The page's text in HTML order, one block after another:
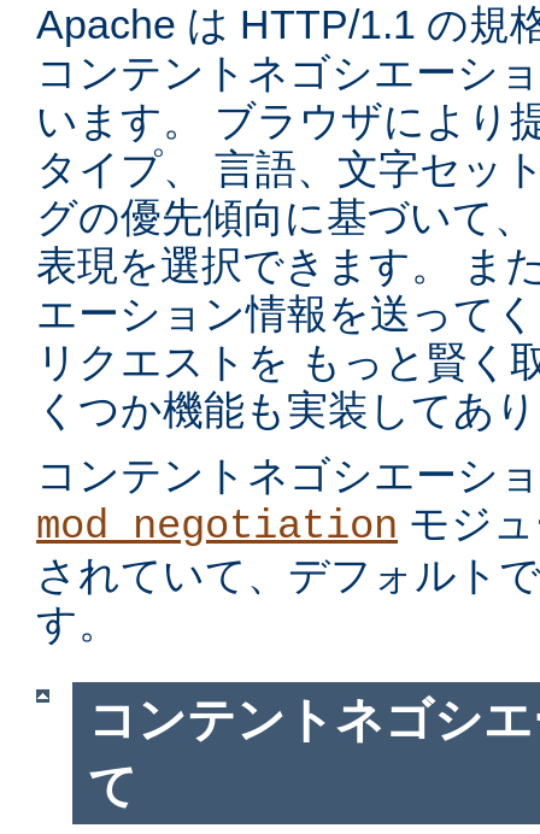
Apache は HTTP/1.1 の規
コンテントネゴシエーシ
います。 ブラウザにより
タイプ、 言語、文字セッ
グの優先傾向に基づいて
表現を選択できます。 ま
エーション情報を送って
リクエストを もっと賢く
くつか機能も実装してあ
コンテントネゴシエーシ
mod_negotiation モジ
されていて、デフォルト
す。
コンテントネゴシ
て